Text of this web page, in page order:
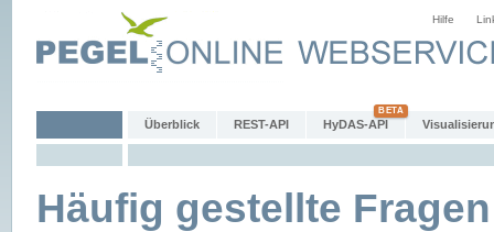
Hilfe
Überblick REST-API HyDAS-API
Häufig gestellte